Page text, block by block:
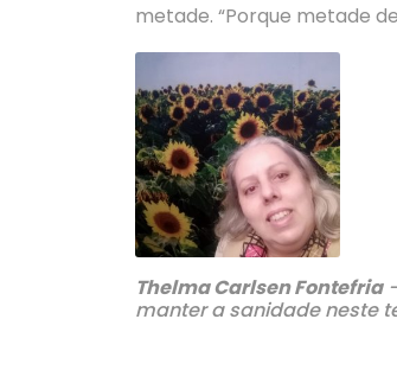
metade. “Porque metade
Thelma Carlsen Fontefria
manter a sanidade neste